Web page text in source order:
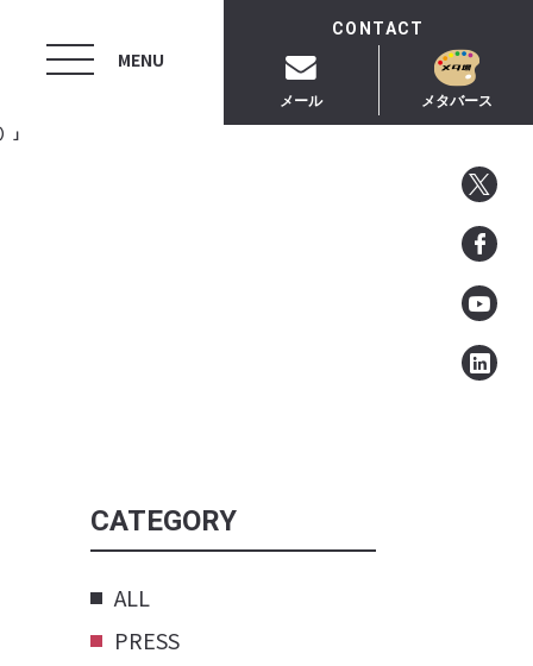
MENU
CONTACT
メール メタバース
」
CATEGORY
ALL
PRESS